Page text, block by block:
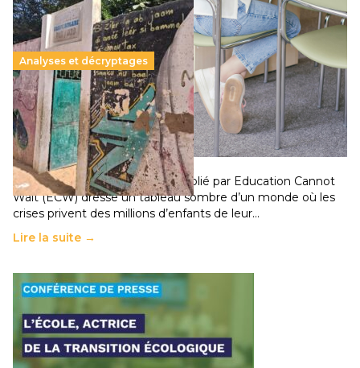
Analyses et décryptages
258 millions d’enfants victimes de la guerre, des
chocs climatiques et des déplacements de
population
11 juillet 2026- National
Un nouveau rapport mondial publié par Education Cannot
Wait (ECW) dresse un tableau sombre d’un monde où les
crises privent des millions d’enfants de leur…
Lire la suite →